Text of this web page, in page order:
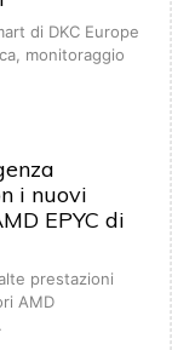
di DKC Europe
monitoraggio
i nuovi
EPYC di
prestazioni
AMD